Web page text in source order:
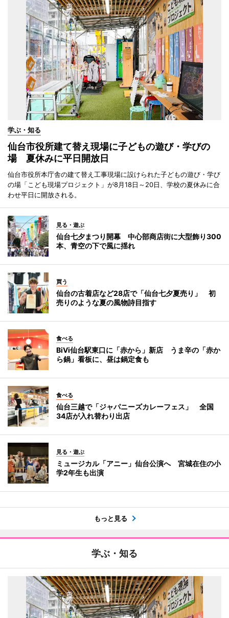
学ぶ・知る
仙台市役所建て替え現場に子どもの遊び・学びの
場 夏休みに平日開放日
仙台市役所本庁舎の建て替え工事現場に設けられた子どもの遊び・学び
の場「こども現場プロジェクト」が8月18日～20日、学校の夏休みに合
わせ平日に開放される。
見る・遊ぶ
仙台七夕まつり開幕 中心部商店街に大型飾り300
本、青空の下で風に揺れ
買う
仙台の古着店など28店で「仙台七夕夏売り」 初
売りのような夏の風物詩目指す
食べる
BiVi仙台駅東口に「赤から」新店 うま辛の「赤か
ら鍋」看板に、昼は鍋定食も
食べる
仙台三越で「ジャパニーズカレーフェス」 全国
34店が入れ替わり出店
見る・遊ぶ
ミュージカル「アニー」仙台公演へ 宮城在住の小
学2年生も出演
もっと見る
学ぶ・知る